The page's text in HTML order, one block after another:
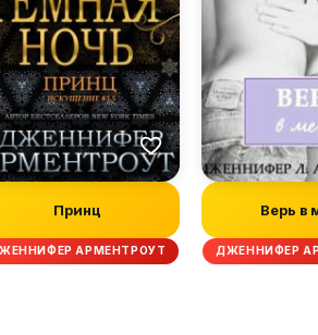
Принц
АРМЕНТРОУТ
Верь в
ДЖЕННИФЕР